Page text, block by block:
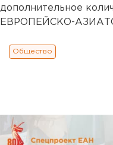
дополнительное
ЕВРОПЕЙСКО-
Общество